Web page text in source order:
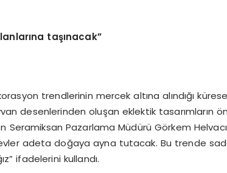
taşınacak”
trendlerinin mercek altına alındığı
desenlerinden oluşan eklektik tasarımların
Seramiksan Pazarlama Müdürü Görkem
evler adeta doğaya ayna tutacak. Bu trende
ifadelerini kullandı.